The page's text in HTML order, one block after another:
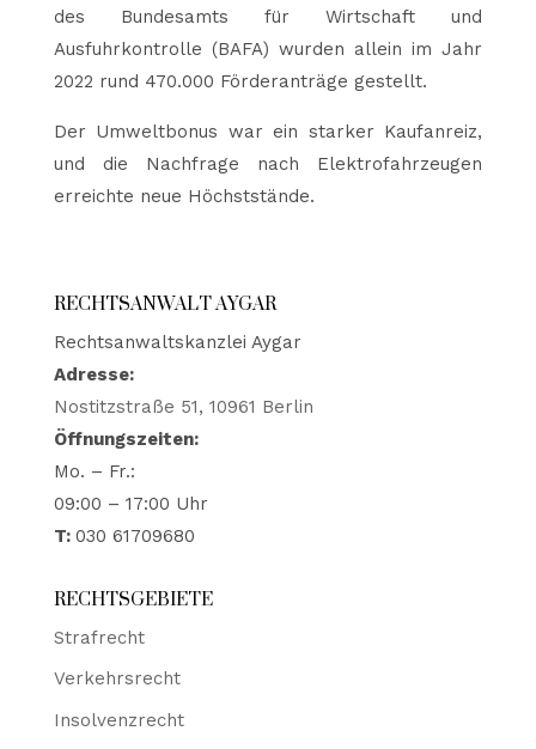
des Bundesamts für Wirtschaft und
Ausfuhrkontrolle (BAFA) wurden allein im Jahr
2022 rund 470.000 Förderanträge gestellt.
Der Umweltbonus war ein starker Kaufanreiz,
und die Nachfrage nach Elektrofahrzeugen
erreichte neue Höchststände.
RECHTSANWALT AYGAR
Rechtsanwaltskanzlei Aygar
Adresse:
Nostitzstraße 51, 10961 Berlin
Öffnungszeiten:
Mo. – Fr.:
09:00 – 17:00 Uhr
T: 030 61709680
RECHTSGEBIETE
Strafrecht
Verkehrsrecht
Insolvenzrecht